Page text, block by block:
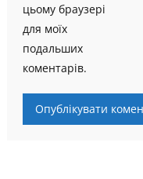
цьому браузері
для моїх
подальших
коментарів.